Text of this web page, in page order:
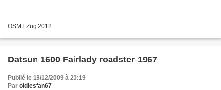
OSMT Zug 2012
Datsun 1600 Fairlady roadster-1967
Publié le 18/12/2009 à 20:19
Par oldiesfan67